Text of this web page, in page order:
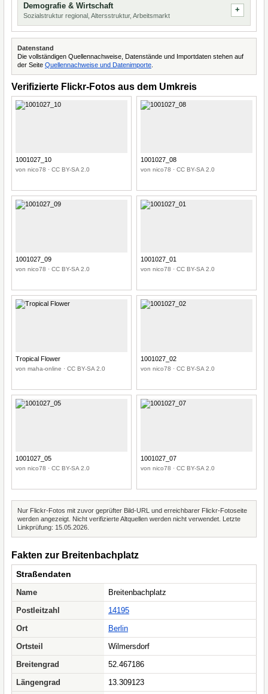
Demografie & Wirtschaft
Sozialstruktur regional, Altersstruktur, Arbeitsmarkt
Datenstand
Die vollständigen Quellennachweise, Datenstände und Importdaten stehen auf
der Seite Quellennachweise und Datenimporte
Verifizierte Flickr-Fotos aus dem Umkreis
1001027_10
von nico78 · CC BY-SA 2.0
1001027_08
von nico78 · CC BY-SA 2.0
1001027_09
von nico78 · CC BY-SA 2.0
1001027_01
von nico78 · CC BY-SA 2.0
Tropical Flower
von maha-online · CC BY-SA 2.0
1001027_02
von nico78 · CC BY-SA 2.0
1001027_05
von nico78 · CC BY-SA 2.0
1001027_07
von nico78 · CC BY-SA 2.0
Nur Flickr-Fotos mit zuvor geprüfter Bild-URL und erreichbarer Flickr-Fotoseite
werden angezeigt. Nicht verifizierte Altquellen werden nicht verwendet. Letzte
Linkprüfung: 15.05.2026.
Fakten zur Breitenbachplatz
Straßendaten
Name
Breitenbachplatz
Postleitzahl
14195
Ort
Berlin
Ortsteil
Wilmersdorf
Breitengrad
52.467186
Längengrad
13.309123